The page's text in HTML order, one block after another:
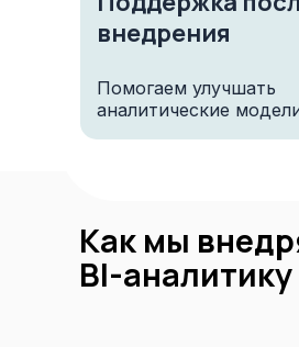
внедрения
Помогаем улучшать
аналитические
Как мы
BI-аналитику